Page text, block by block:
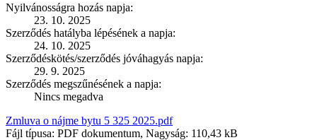
Nyilvánosságra hozás napja:
23. 10. 2025
Szerződés hatályba lépésének a napja:
24. 10. 2025
Szerződéskötés/szerződés jóváhagyás napja:
29. 9. 2025
Szerződés megszűnésének a napja:
Nincs megadva
Zmluva o nájme bytu 5 325 2025.pdf
Fájl típusa: PDF dokumentum, Nagyság: 110,43 kB